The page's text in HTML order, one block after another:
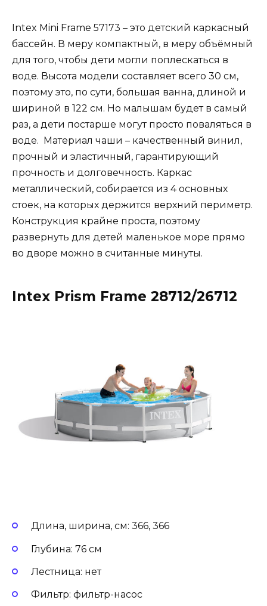
Intex Mini Frame 57173 – это детский каркасный
бассейн. В меру компактный, в меру объёмный
для того, чтобы дети могли поплескаться в
воде. Высота модели составляет всего 30 см,
поэтому это, по сути, большая ванна, длиной и
шириной в 122 см. Но малышам будет в самый
раз, а дети постарше могут просто поваляться в
воде. Материал чаши – качественный винил,
прочный и эластичный, гарантирующий
прочность и долговечность. Каркас
металлический, собирается из 4 основных
стоек, на которых держится верхний периметр.
Конструкция крайне проста, поэтому
развернуть для детей маленькое море прямо
во дворе можно в считанные минуты.
Intex Prism Frame 28712/26712
Длина, ширина, см: 366, 366
Глубина: 76 см
Лестница: нет
Фильтр: фильтр-насос